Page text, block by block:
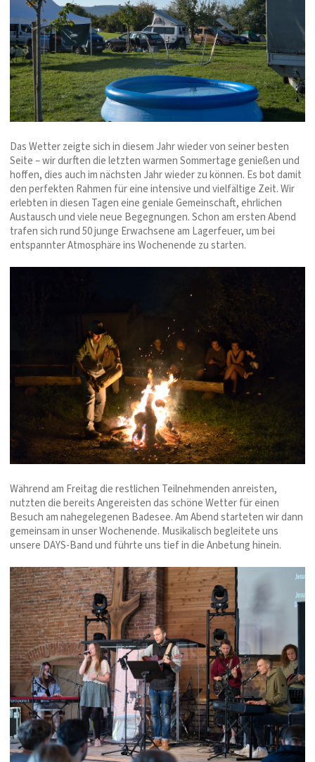
Das Wetter zeigte sich in diesem Jahr wieder von seiner besten
Seite – wir durften die letzten warmen Sommertage genießen und
hoffen, dies auch im nächsten Jahr wieder zu können. Es bot damit
den perfekten Rahmen für eine intensive und vielfältige Zeit. Wir
erlebten in diesen Tagen eine geniale Gemeinschaft, ehrlichen
Austausch und viele neue Begegnungen. Schon am ersten Abend
trafen sich rund 50 junge Erwachsene am Lagerfeuer, um bei
entspannter Atmosphäre ins Wochenende zu starten.
Während am Freitag die restlichen Teilnehmenden anreisten,
nutzten die bereits Angereisten das schöne Wetter für einen
Besuch am nahegelegenen Badesee. Am Abend starteten wir dann
gemeinsam in unser Wochenende. Musikalisch begleitete uns
unsere DAYS-Band und führte uns tief in die Anbetung hinein.